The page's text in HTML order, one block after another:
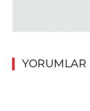
YORUMLAR